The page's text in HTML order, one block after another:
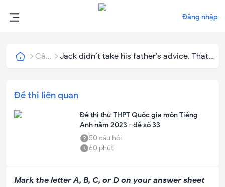
Đăng nhập
Câu
Jack didn’t take his father’s advice. That’s
Mark the letter A, B, C, or D on your answer sheet
Đề thi liên quan
Đề thi thử THPT Quốc gia môn Tiếng
Anh năm 2023 - đề số 33
50câu hỏi
60phút